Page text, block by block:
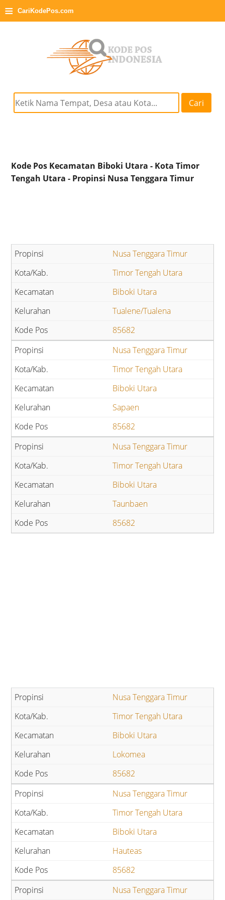
≡ CariKodePos.com
Cari
Kode Pos Kecamatan Biboki Utara - Kota Timor
Tengah Utara - Propinsi Nusa Tenggara Timur
Nusa Tenggara Timur
Timor Tengah Utara
Biboki Utara
Tualene/Tualena
85682
Nusa Tenggara Timur
Timor Tengah Utara
Biboki Utara
Sapaen
85682
Nusa Tenggara Timur
Timor Tengah Utara
Biboki Utara
Taunbaen
85682
Nusa Tenggara Timur
Timor Tengah Utara
Biboki Utara
Lokomea
85682
Nusa Tenggara Timur
Timor Tengah Utara
Biboki Utara
Hauteas
85682
Nusa Tenggara Timur